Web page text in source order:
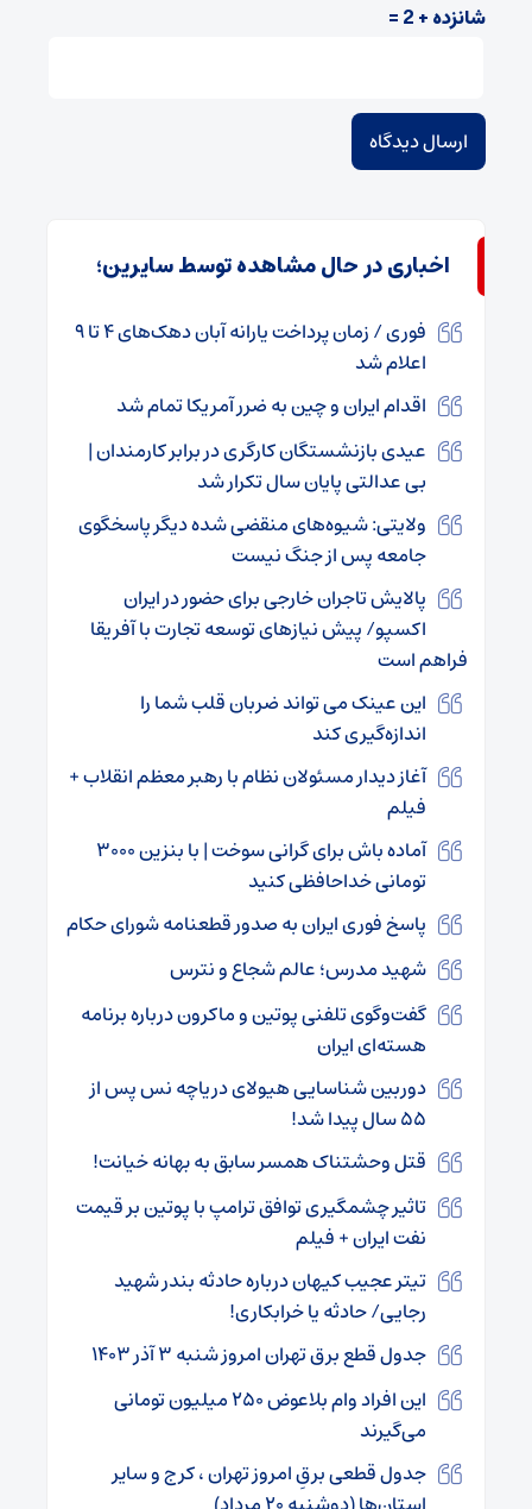
شانزده + 2 =
اخباری در حال مشاهده توسط سایرین؛
فوری / زمان پرداخت یارانه آبان دهک‌های ۴ تا ۹
اعلام شد
اقدام ایران و چین به ضرر آمریکا تمام شد
عیدی بازنشستگان کارگری در برابر کارمندان |
بی‌ عدالتی پایان سال تکرار شد
ولایتی: شیوه‌های منقضی شده دیگر پاسخگوی
جامعه پس از جنگ نیست
پالایش تاجران خارجی برای حضور در ایران
اکسپو/ پیش نیاز‌های توسعه تجارت با آفریقا
فراهم است
این عینک می تواند ضربان قلب شما را
اندازه‌گیری کند
آغاز دیدار مسئولان نظام با رهبر معظم انقلاب +
فیلم
آماده باش برای گرانی سوخت | با بنزین ۳۰۰۰
تومانی خداحافظی کنید
پاسخ فوری ایران به صدور قطعنامه شورای حکام
شهید مدرس؛ عالم شجاع و نترس
گفت‌وگوی تلفنی پوتین و ماکرون درباره برنامه
هسته‌ای ایران
دوربین شناسایی هیولای دریاچه نس پس از
۵۵ سال پیدا شد!
قتل وحشتناک همسر سابق به بهانه خیانت!
تاثیر چشمگیری توافق ترامپ با پوتین بر قیمت
نفت ایران + فیلم
تیتر عجیب کیهان درباره حادثه بندر شهید
رجایی/ حادثه یا خرابکاری!
جدول قطع برق تهران امروز شنبه ۳ آذر ۱۴۰۳
این افراد وام بلاعوض ۲۵۰ میلیون تومانی
می‌گیرند
جدول قطعی برقِ امروز تهران ، کرج و سایر